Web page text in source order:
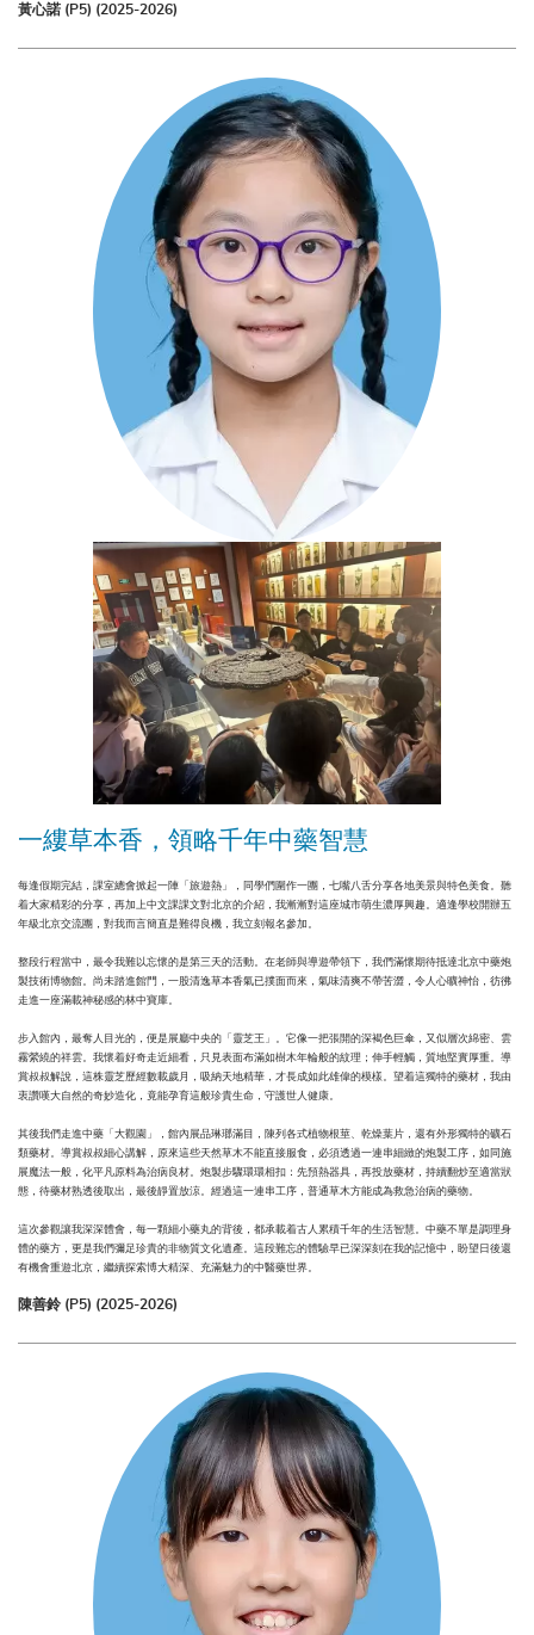
黃心諾 (P5) (2025-2026)
一縷草本香，領略千年中藥智慧
每逢假期完結，課室總會掀起一陣「旅遊熱」，同學們圍作一團，七嘴八舌分享各地美景與特色美食。聽
着大家精彩的分享，再加上中文課課文對北京的介紹，我漸漸對這座城市萌生濃厚興趣。適逢學校開辦五
年級北京交流團，對我而言簡直是難得良機，我立刻報名參加。
整段行程當中，最令我難以忘懷的是第三天的活動。在老師與導遊帶領下，我們滿懷期待抵達北京中藥炮
製技術博物館。尚未踏進館門，一股清逸草本香氣已撲面而來，氣味清爽不帶苦澀，令人心曠神怡，彷彿
走進一座滿載神秘感的林中寶庫。
步入館內，最奪人目光的，便是展廳中央的「靈芝王」。它像一把張開的深褐色巨傘，又似層次綿密、雲
霧縈繞的祥雲。我懷着好奇走近細看，只見表面布滿如樹木年輪般的紋理；伸手輕觸，質地堅實厚重。導
賞叔叔解說，這株靈芝歷經數載歲月，吸納天地精華，才長成如此雄偉的模樣。望着這獨特的藥材，我由
衷讚嘆大自然的奇妙造化，竟能孕育這般珍貴生命，守護世人健康。
其後我們走進中藥「大觀園」，館內展品琳瑯滿目，陳列各式植物根莖、乾燥葉片，還有外形獨特的礦石
類藥材。導賞叔叔細心講解，原來這些天然草木不能直接服食，必須透過一連串細緻的炮製工序，如同施
展魔法一般，化平凡原料為治病良材。炮製步驟環環相扣：先預熱器具，再投放藥材，持續翻炒至適當狀
態，待藥材熟透後取出，最後靜置放涼。經過這一連串工序，普通草木方能成為救急治病的藥物。
這次參觀讓我深深體會，每一顆細小藥丸的背後，都承載着古人累積千年的生活智慧。中藥不單是調理身
體的藥方，更是我們彌足珍貴的非物質文化遺產。這段難忘的體驗早已深深刻在我的記憶中，盼望日後還
有機會重遊北京，繼續探索博大精深、充滿魅力的中醫藥世界。
陳善鈴 (P5) (2025-2026)